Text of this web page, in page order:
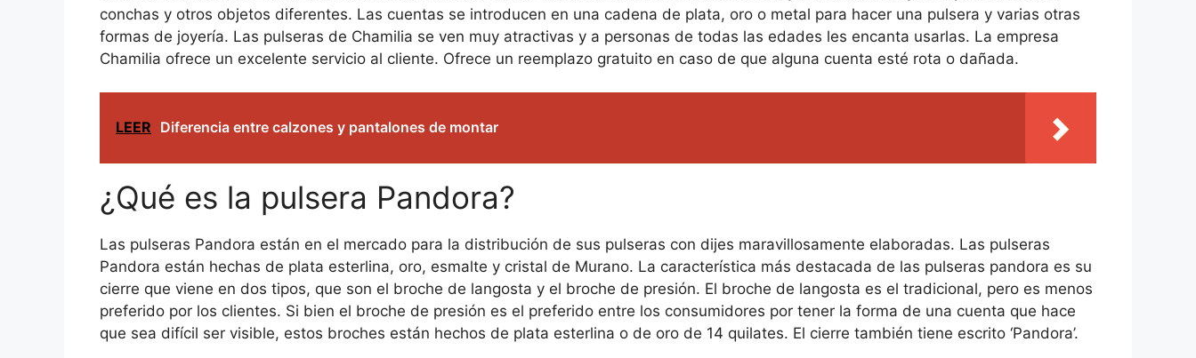
conchas y otros objetos diferentes. Las cuentas se introducen en una cadena de plata, oro o metal para hacer una pulsera y varias otras
formas de joyería. Las pulseras de Chamilia se ven muy atractivas y a personas de todas las edades les encanta usarlas. La empresa
Chamilia ofrece un excelente servicio al cliente. Ofrece un reemplazo gratuito en caso de que alguna cuenta esté rota o dañada.
LEER Diferencia entre calzones y pantalones de montar
¿Qué es la pulsera Pandora?
Las pulseras Pandora están en el mercado para la distribución de sus pulseras con dijes maravillosamente elaboradas. Las pulseras
Pandora están hechas de plata esterlina, oro, esmalte y cristal de Murano. La característica más destacada de las pulseras pandora es su
cierre que viene en dos tipos, que son el broche de langosta y el broche de presión. El broche de langosta es el tradicional, pero es menos
preferido por los clientes. Si bien el broche de presión es el preferido entre los consumidores por tener la forma de una cuenta que hace
que sea difícil ser visible, estos broches están hechos de plata esterlina o de oro de 14 quilates. El cierre también tiene escrito ‘Pandora’.